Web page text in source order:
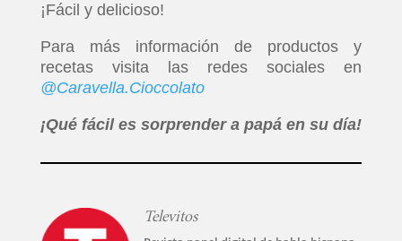
¡Fácil y delicioso!
Para más información de productos y
recetas visita las redes sociales en
@Caravella.Cioccolato
¡Qué fácil es sorprender a papá en su día!
Televitos